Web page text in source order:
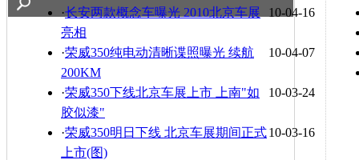
10-04-16
·长安两款概念车曝光 2010北京车展
亮相
10-04-07
·荣威350纯电动清晰谍照曝光 续航
200KM
10-03-24
·荣威350下线北京车展上市 上南"如
胶似漆"
10-03-16
·荣威350明日下线 北京车展期间正式
上市(图)